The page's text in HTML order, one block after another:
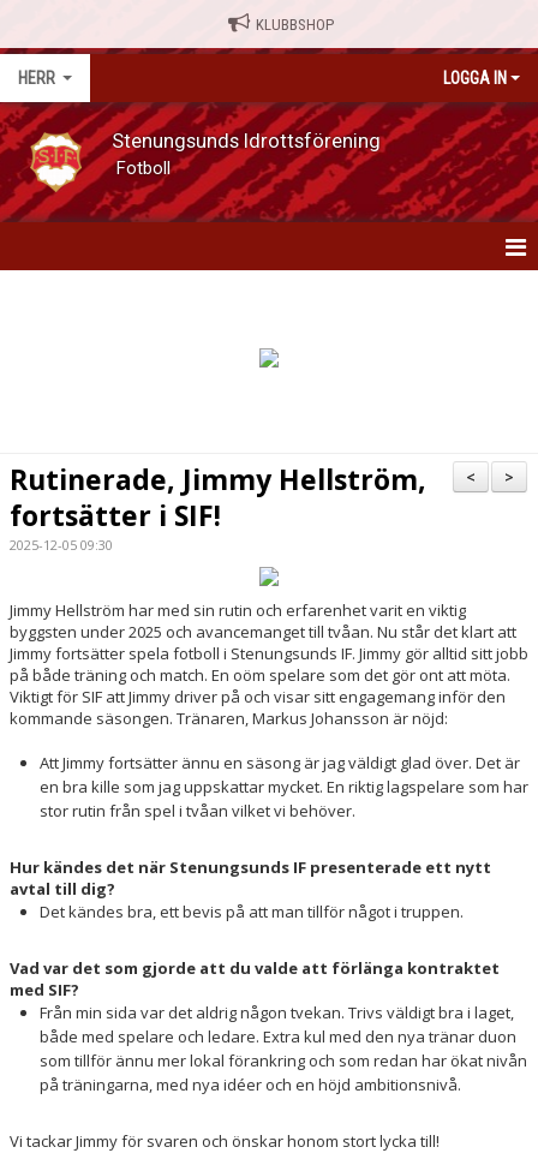
KLUBBSHOP
HERR LOGGA IN
Stenungsunds Idrottsförening
Fotboll
SERIETABELL
TRUPPEN
BILDGALLERI
DOKUMENT
KONTAKT
>
<
Rutinerade, Jimmy Hellström,
fortsätter i SIF!
2025-12-05 09:30
Jimmy Hellström har med sin rutin och erfarenhet varit en viktig
byggsten under 2025 och avancemanget till tvåan. Nu står det klart att
Jimmy fortsätter spela fotboll i Stenungsunds IF. Jimmy gör alltid sitt jobb
på både träning och match. En oöm spelare som det gör ont att möta.
Viktigt för SIF att Jimmy driver på och visar sitt engagemang inför den
kommande säsongen. Tränaren, Markus Johansson är nöjd:
Att Jimmy fortsätter ännu en säsong är jag väldigt glad över. Det är
en bra kille som jag uppskattar mycket. En riktig lagspelare som har
stor rutin från spel i tvåan vilket vi behöver.
Hur kändes det när Stenungsunds IF presenterade ett nytt
avtal till dig?
Det kändes bra, ett bevis på att man tillför något i truppen.
Vad var det som gjorde att du valde att förlänga kontraktet
med SIF?
Från min sida var det aldrig någon tvekan. Trivs väldigt bra i laget,
både med spelare och ledare. Extra kul med den nya tränar duon
som tillför ännu mer lokal förankring och som redan har ökat nivån
på träningarna, med nya idéer och en höjd ambitionsnivå.
Vi tackar Jimmy för svaren och önskar honom stort lycka till!